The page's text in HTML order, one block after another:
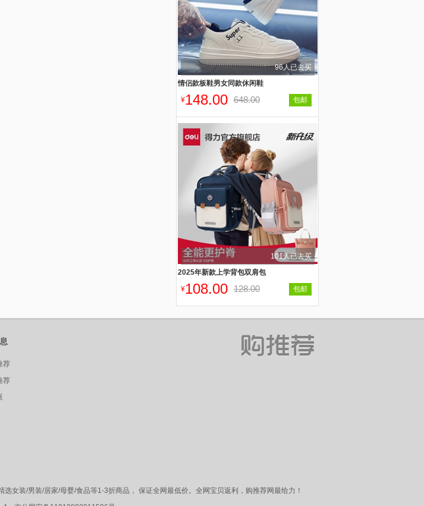
情侣款板鞋男女同款休闲鞋
¥148.00 648.00 包邮
96人已去买
2025年新款上学背包双肩包
¥108.00 128.00 包邮
101人已去买
荐
荐
女装/男装/居家/母婴/食品等1-3折商品， 保证全网最低价。全网宝贝返利，购推荐网最给力！